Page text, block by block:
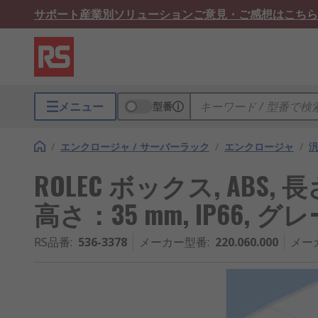
サポート産業別ソリューションご意見・ご感想はこちら
メニュー 型番
/ エンクロージャ / サーバーラック / エンクロージャ /
ROLEC ボックス, ABS,
高さ：35 mm, IP66, グレ
RS品番: 536-3378 メーカー型番: 220.060.000 メー